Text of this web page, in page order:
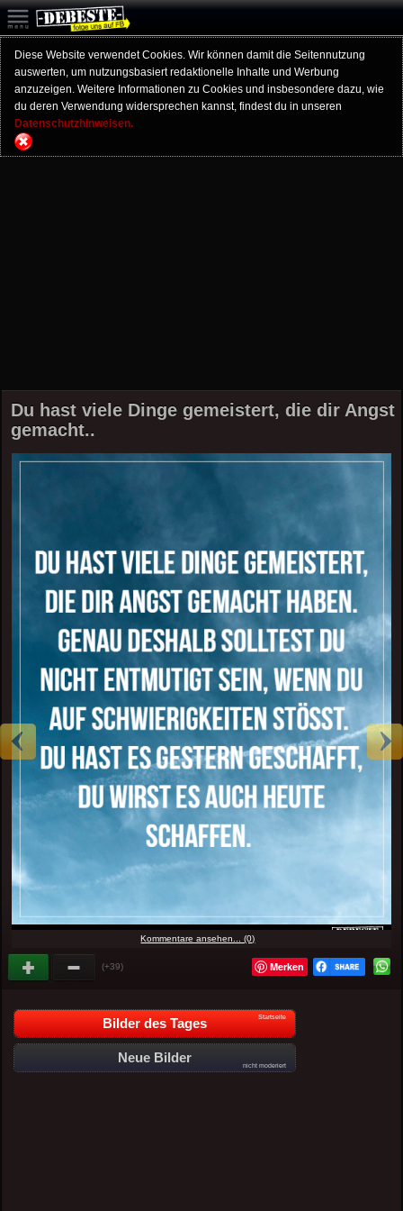
Diese Website verwendet Cookies. Wir können damit die Seitennutzung
auswerten, um nutzungsbasiert redaktionelle Inhalte und Werbung
anzuzeigen. Weitere Informationen zu Cookies und insbesondere dazu, wie
du deren Verwendung widersprechen kannst, findest du in unseren
Datenschutzhinweisen.
Du hast viele Dinge gemeistert, die dir Angst
gemacht..
Kommentare ansehen... (0)
(+39) Merken
Bilder des Tages Startseite
Neue Bilder
nicht moderiert